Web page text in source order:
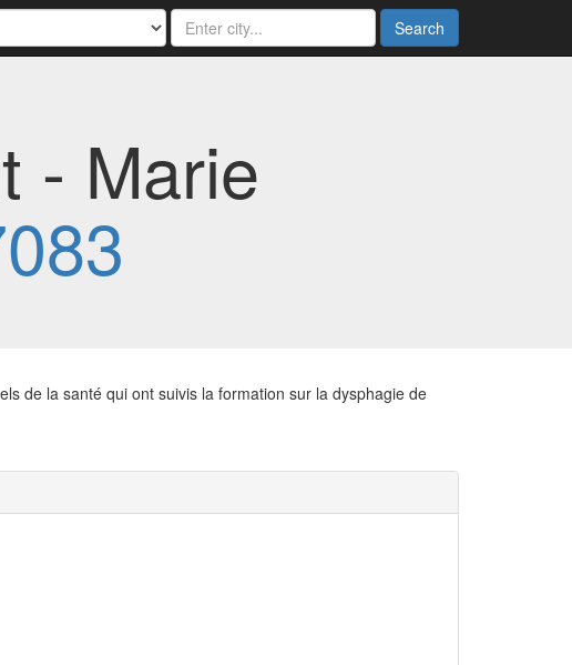
Search
- Marie
de la santé qui ont suivis la formation sur la dysphagie de